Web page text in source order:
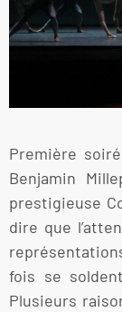
Première
Benjamin
prestigieuse
dire que
fois se
Plusieurs